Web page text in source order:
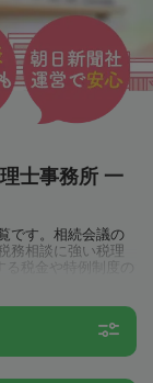
士事務所 一
です。相続会議の
務相談に強い税理
税金や特例制度の